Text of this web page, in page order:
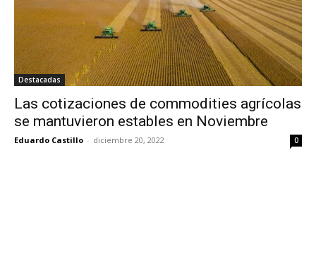
Destacadas
Las cotizaciones de commodities agrícolas
se mantuvieron estables en Noviembre
Eduardo Castillo - diciembre 20, 2022 0